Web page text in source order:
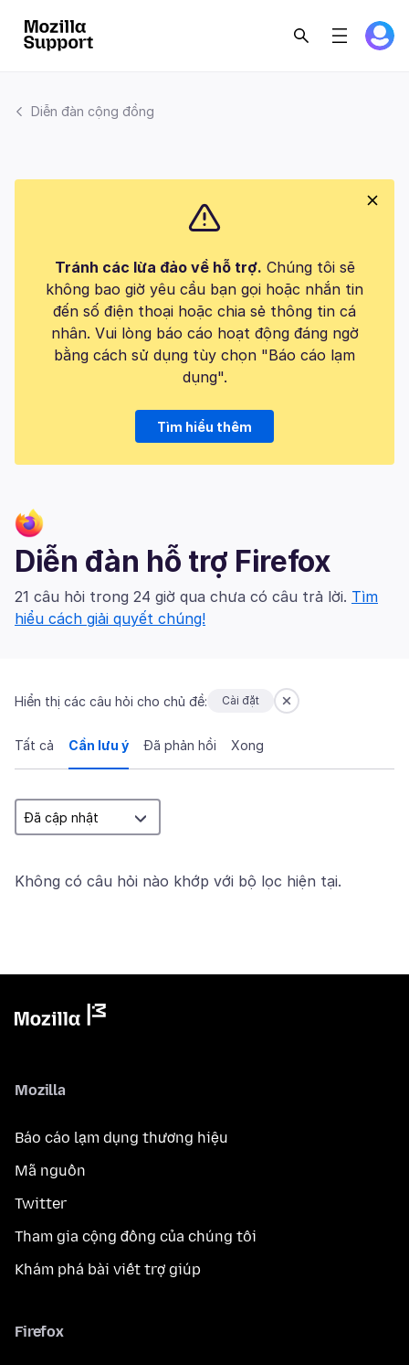
Diễn đàn cộng đồng
Tránh các lừa đảo về hỗ trợ. Chúng tôi sẽ
không bao giờ yêu cầu bạn gọi hoặc nhắn tin
đến số điện thoại hoặc chia sẻ thông tin cá
nhân. Vui lòng báo cáo hoạt động đáng ngờ
bằng cách sử dụng tùy chọn "Báo cáo lạm
dụng".
Tìm hiểu thêm
Diễn đàn hỗ trợ Firefox
21 câu hỏi trong 24 giờ qua chưa có câu trả lời. Tìm
hiểu cách giải quyết chúng!
Hiển thị các câu hỏi cho chủ đề: Cài đặt
Tất cả Cần lưu ý Đã phản hồi Xong
Không có câu hỏi nào khớp với bộ lọc hiện tại.
Mozilla
Báo cáo lạm dụng thương hiệu
Mã nguồn
Twitter
Tham gia cộng đồng của chúng tôi
Khám phá bài viết trợ giúp
Firefox